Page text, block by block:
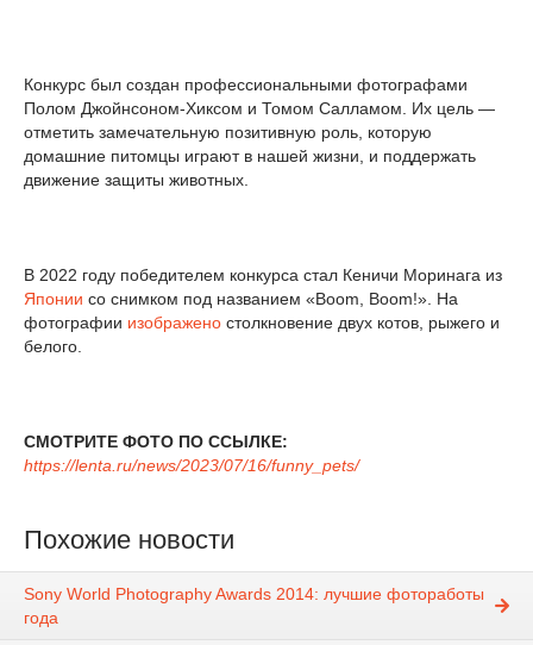
Конкурс был создан профессиональными фотографами
Полом Джойнсоном-Хиксом и Томом Салламом. Их цель —
отметить замечательную позитивную роль, которую
домашние питомцы играют в нашей жизни, и поддержать
движение защиты животных.
В 2022 году победителем конкурса стал Кеничи Моринага из
Японии со снимком под названием «Boom, Boom!». На
фотографии изображено столкновение двух котов, рыжего и
белого.
СМОТРИТЕ ФОТО ПО ССЫЛКЕ:
https://lenta.ru/news/2023/07/16/funny_pets/
Похожие новости
Sony World Photography Awards 2014: лучшие фотоработы
года